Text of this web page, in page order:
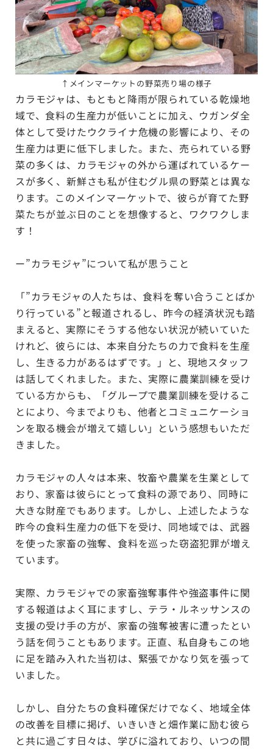
↑ メインマーケットの野菜売り場の様子
カラモジャは、もともと降雨が限られている乾燥地
域で、食料の生産力が低いことに加え、ウガンダ全
体として受けたウクライナ危機の影響により、その
生産力は更に低下しました。また、売られている野
菜の多くは、カラモジャの外から運ばれているケー
スが多く、新鮮さも私が住むグル県の野菜とは異な
ります。このメインマーケットで、彼らが育てた野
菜たちが並ぶ日のことを想像すると、ワクワクしま
す！
ー”カラモジャ”について私が思うこと
「”カラモジャの人たちは、食料を奪い合うことばか
り行っている”と報道されるし、昨今の経済状況も踏
まえると、実際にそうする他ない状況が続いていた
けれど、彼らには、本来自分たちの力で食料を生産
し、生きる力があるはずです。」と、現地スタッフ
は話してくれました。また、実際に農業訓練を受け
ている方からも、「グループで農業訓練を受けるこ
とにより、今までよりも、他者とコミュニケーショ
ンを取る機会が増えて嬉しい」という感想もいただ
きました。
カラモジャの人々は本来、牧畜や農業を生業として
おり、家畜は彼らにとって食料の源であり、同時に
大きな財産でもあります。しかし、上述したような
昨今の食料生産力の低下を受け、同地域では、武器
を使った家畜の強奪、食料を巡った窃盗犯罪が増え
ています。
実際、カラモジャでの家畜強奪事件や強盗事件に関
する報道はよく耳にますし、テラ・ルネッサンスの
支援の受け手の方が、家畜の強奪被害に遭ったとい
う話を伺うこともあります。正直、私自身もこの地
に足を踏み入れた当初は、緊張でかなり気を張って
いました。
しかし、自分たちの食料確保だけでなく、地域全体
の改善を目標に掲げ、いきいきと畑作業に励む彼ら
と共に過ごす日々は、学びに溢れており、いつの間